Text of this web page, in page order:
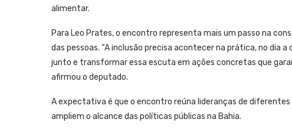
alimentar.
Para Leo Prates, o encontro representa mais um passo na
das pessoas. “A inclusão precisa acontecer na prática, no dia
junto e transformar essa escuta em ações concretas que
afirmou o deputado.
A expectativa é que o encontro reúna lideranças de
ampliem o alcance das políticas públicas na Bahia.